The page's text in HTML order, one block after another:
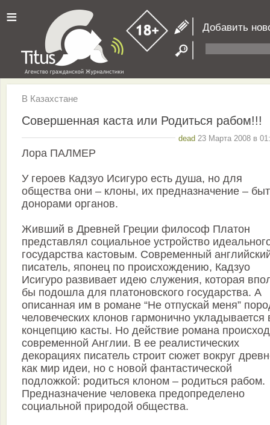
≡ Добавить
В Казахстане
Совершенная каста или Родиться рабом!!!
dead 23 Марта 2008 в
Лора ПАЛМЕР
У героев Кадзуо Исигуро есть душа, но для
общества они – клоны, их предназначение –
донорами органов.
Живший в Древней Греции философ Платон
представлял социальное устройство
государства кастовым. Современный
писатель, японец по происхождению, Кадзуо
Исигуро развивает идею служения, которая
бы подошла для платоновского государства. А
описанная им в романе “Не отпускай меня”
человеческих клонов гармонично укладывается
концепцию касты. Но действие романа
современной Англии. В ее реалистических
декорациях писатель строит сюжет вокруг
как мир идеи, но с новой фантастической
подложкой: родиться клоном – родиться рабом.
Предназначение человека предопределено
социальной природой общества.